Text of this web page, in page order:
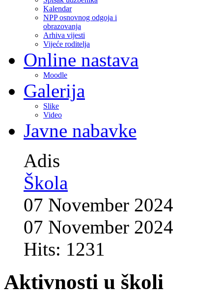
Kalendar
NPP osnovnog odgoja i
obrazovanja
Arhiva vijesti
Vijeće roditelja
Online nastava
Moodle
Galerija
Slike
Video
Javne nabavke
Adis
Škola
07 November 2024
07 November 2024
Hits: 1231
Aktivnosti u školi